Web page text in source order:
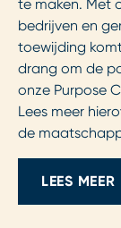
te maken. Met
bedrijven en
toewijding
drang om de
onze Purpose
Lees meer
de
LEES MEER